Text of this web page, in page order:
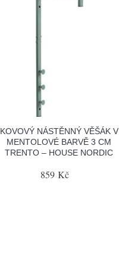
KOVOVÝ NÁSTĚNNÝ VĚŠÁK V
MENTOLOVÉ BARVĚ 3 CM
TRENTO – HOUSE NORDIC
859 Kč